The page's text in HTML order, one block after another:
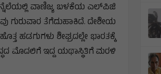
ವಾಣಿಜ್ಯ ಬಳಕೆಯ ಎಲ್‌ಪಿಜಿ
ಗುರುವಾರ ತೆಗೆದುಹಾಕಿದೆ. ದೇಶೀಯ
ಶೀಘ್ರದಲ್ಲೇ ಭಾರತಕ್ಕೆ
ಮೊದಲಿಗೆ ಇದ್ದ ಯಥಾಸ್ಥಿತಿಗೆ ಮರಳಿ